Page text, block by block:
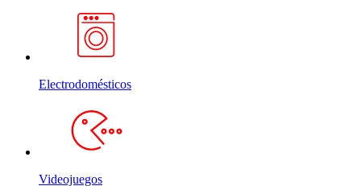
Electrodomésticos
Videojuegos